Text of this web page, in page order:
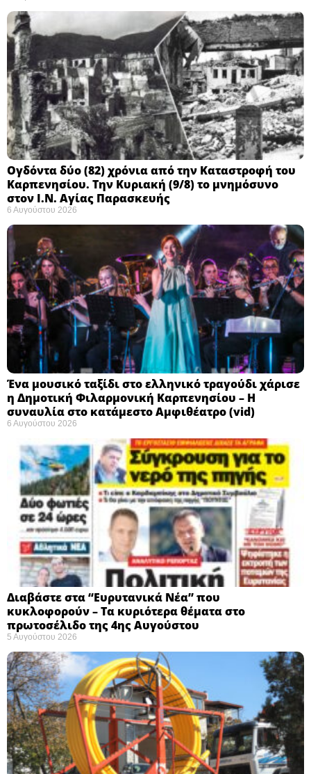
Ογδόντα δύο (82) χρόνια από την Καταστροφή του
Καρπενησίου. Την Κυριακή (9/8) το μνημόσυνο
στον Ι.Ν. Αγίας Παρασκευής
6 Αυγούστου 2026
Ένα μουσικό ταξίδι στο ελληνικό τραγούδι χάρισε
η Δημοτική Φιλαρμονική Καρπενησίου – Η
συναυλία στο κατάμεστο Αμφιθέατρο (vid)
6 Αυγούστου 2026
Διαβάστε στα “Ευρυτανικά Νέα” που
κυκλοφορούν – Τα κυριότερα θέματα στο
πρωτοσέλιδο της 4ης Αυγούστου
5 Αυγούστου 2026